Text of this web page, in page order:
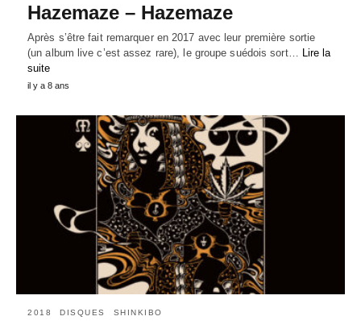
Hazemaze – Hazemaze
Après s’être fait remarquer en 2017 avec leur première sortie
(un album live c’est assez rare), le groupe suédois sort… Lire la
suite
il y a 8 ans
2018 DISQUES SHINKIBO